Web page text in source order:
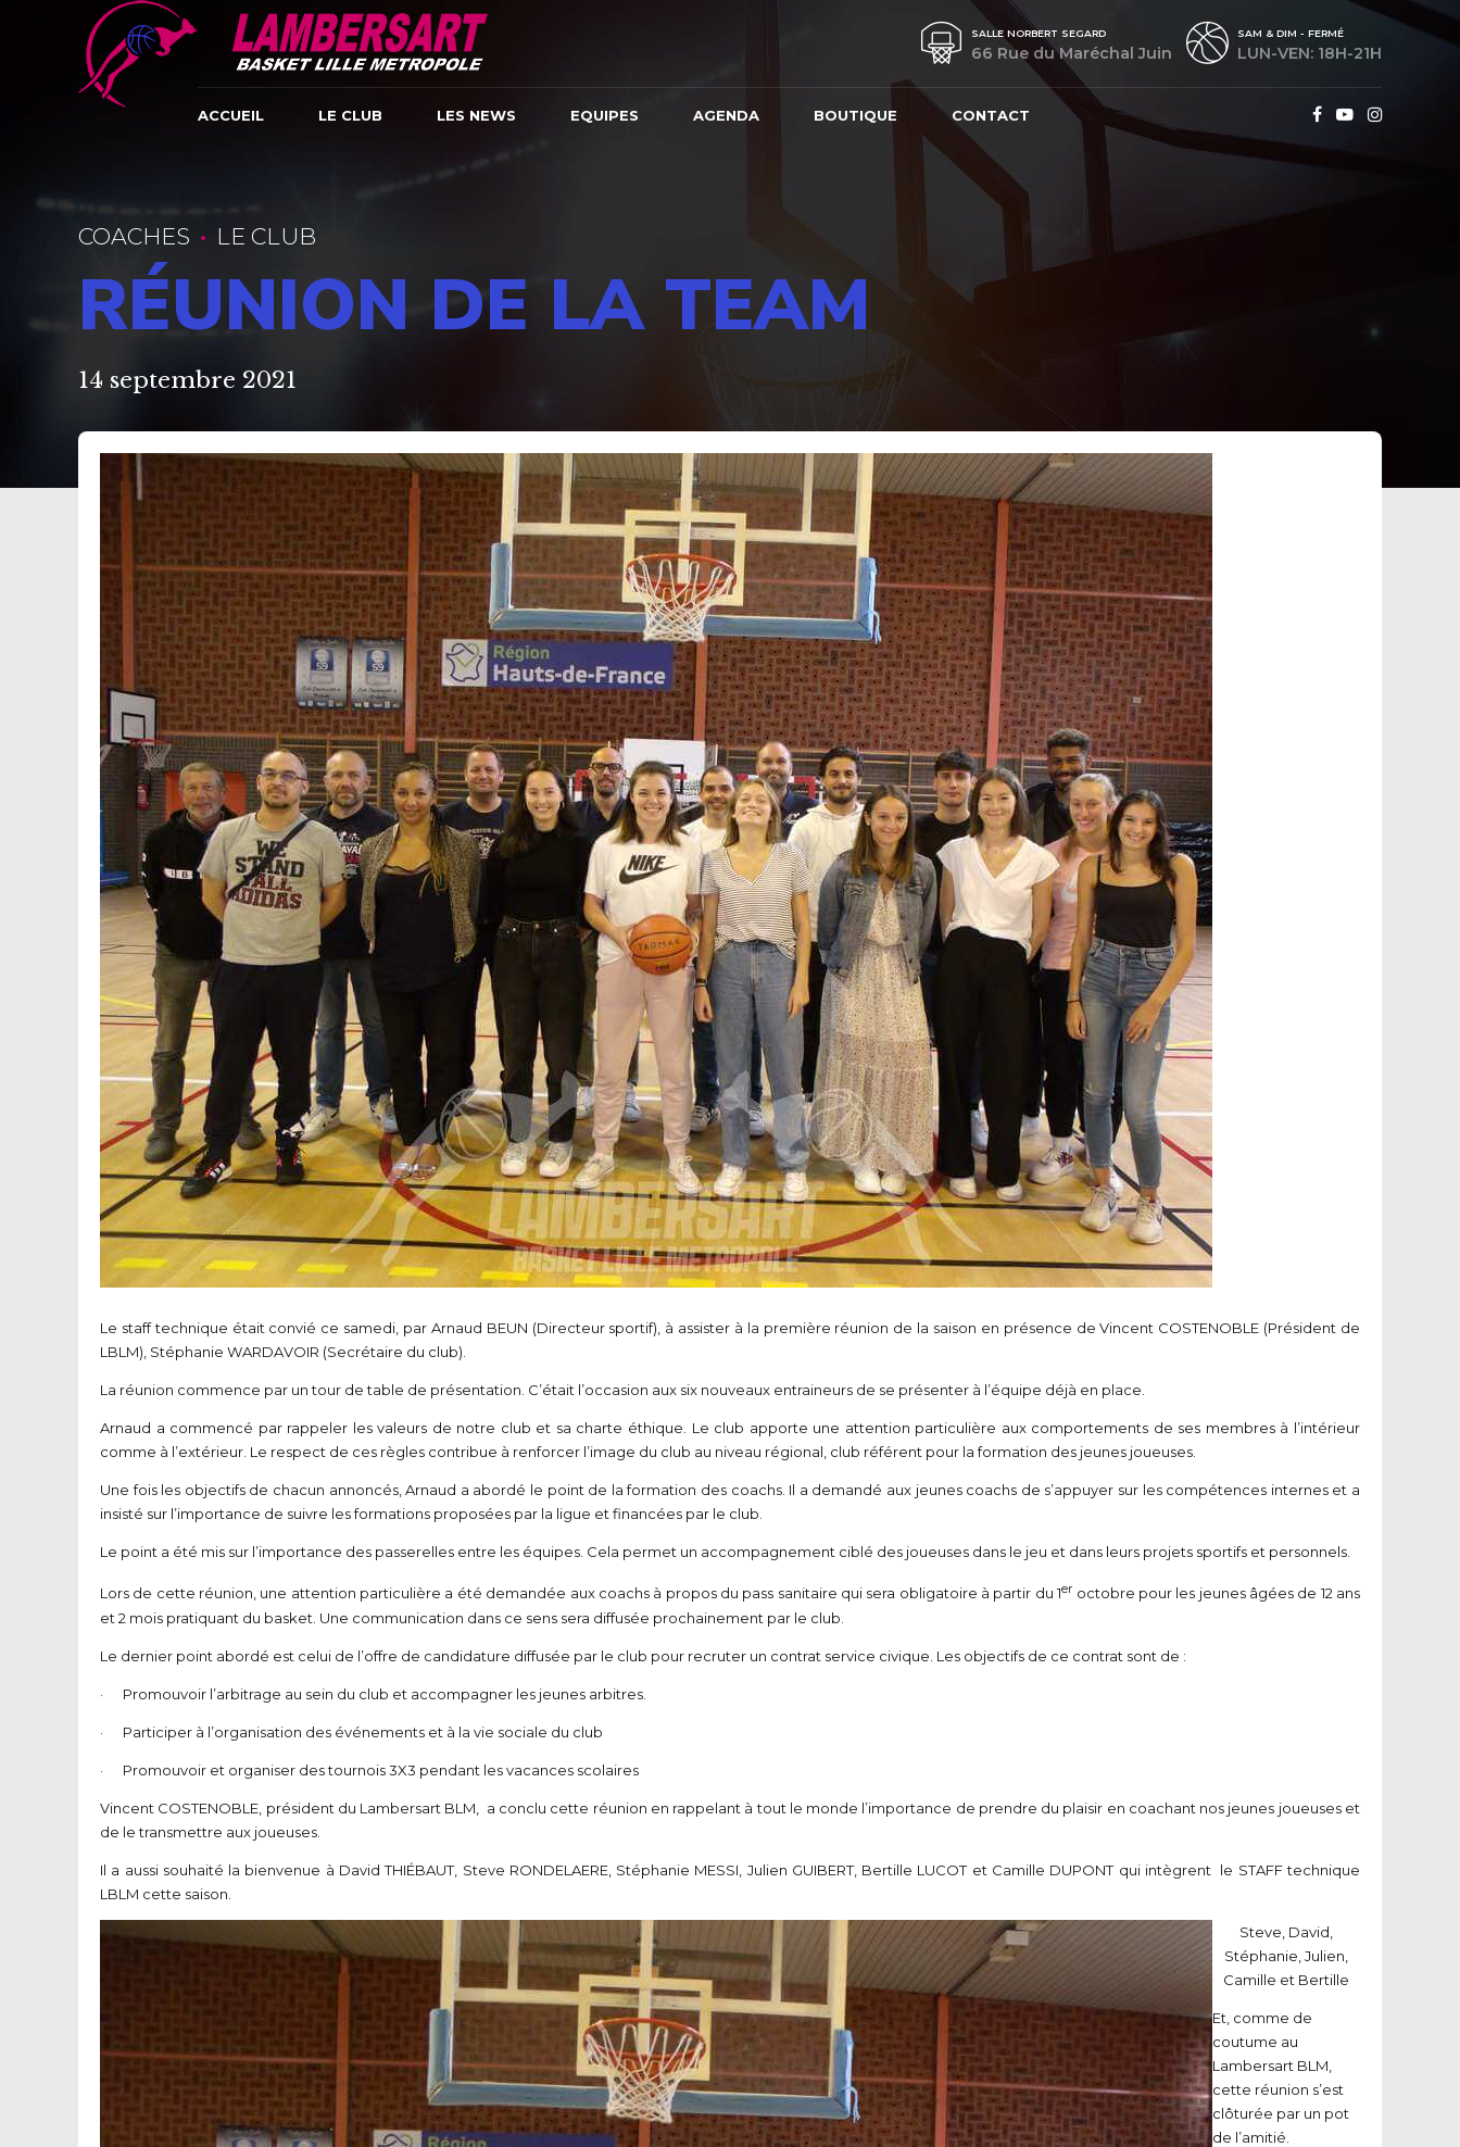
SAM & DIM - FERMÉ
LUN-VEN: 18H-21H
SALLE NORBERT SEGARD
66 Rue du Maréchal Juin
ACCUEIL LE CLUB LES NEWS EQUIPES AGENDA BOUTIQUE CONTACT
COACHES LE CLUB
RÉUNION DE LA TEAM
14 septembre 2021
Le staff technique était convié ce samedi, par Arnaud BEUN (Directeur sportif), à assister à la première réunion de la saison en présence de Vincent COSTENOBLE (Président de
LBLM), Stéphanie WARDAVOIR (Secrétaire du club).
La réunion commence par un tour de table de présentation. C’était l’occasion aux six nouveaux entraineurs de se présenter à l’équipe déjà en place.
Arnaud a commencé par rappeler les valeurs de notre club et sa charte éthique. Le club apporte une attention particulière aux comportements de ses membres à l’intérieur
comme à l’extérieur. Le respect de ces règles contribue à renforcer l’image du club au niveau régional, club référent pour la formation des jeunes joueuses.
Une fois les objectifs de chacun annoncés, Arnaud a abordé le point de la formation des coachs. Il a demandé aux jeunes coachs de s’appuyer sur les compétences internes et a
insisté sur l’importance de suivre les formations proposées par la ligue et financées par le club.
Le point a été mis sur l’importance des passerelles entre les équipes. Cela permet un accompagnement ciblé des joueuses dans le jeu et dans leurs projets sportifs et personnels.
Lors de cette réunion, une attention particulière a été demandée aux coachs à propos du pass sanitaire qui sera obligatoire à partir du 1er octobre pour les jeunes âgées de 12 ans
et 2 mois pratiquant du basket. Une communication dans ce sens sera diffusée prochainement par le club.
Le dernier point abordé est celui de l’offre de candidature diffusée par le club pour recruter un contrat service civique. Les objectifs de ce contrat sont de :
· Promouvoir l’arbitrage au sein du club et accompagner les jeunes arbitres.
· Participer à l’organisation des événements et à la vie sociale du club
· Promouvoir et organiser des tournois 3X3 pendant les vacances scolaires
Vincent COSTENOBLE, président du Lambersart BLM, a conclu cette réunion en rappelant à tout le monde l’importance de prendre du plaisir en coachant nos jeunes joueuses et
de le transmettre aux joueuses.
Il a aussi souhaité la bienvenue à David THIÉBAUT, Steve RONDELAERE, Stéphanie MESSI, Julien GUIBERT, Bertille LUCOT et Camille DUPONT qui intègrent le STAFF technique
LBLM cette saison.
Steve, David,
Stéphanie, Julien,
Camille et Bertille
Et, comme de
coutume au
Lambersart BLM,
cette réunion s’est
clôturée par un pot
de l’amitié.